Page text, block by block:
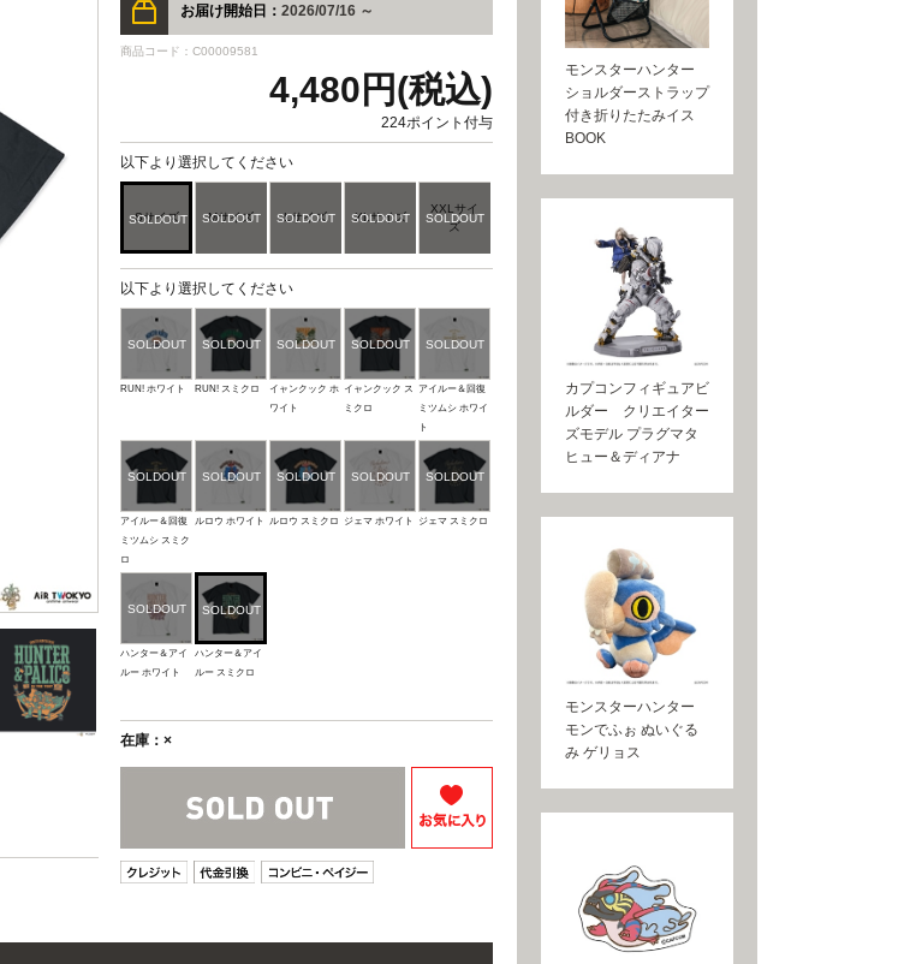
お届け開始日： 2026/07/16 ～
商品コード：C00009581
4,480円(税込)
224ポイント付与
以下より選択してください
Sサイズ Mサイズ Lサイズ XLサイズ
XXLサイ
ズ
以下より選択してください
RUN! ホワイト RUN! スミクロ
イャンクック ホ
ワイト
イャンクック ス
ミクロ
アイルー＆回復
ミツムシ ホワイ
ト
アイルー＆回復
ミツムシ スミク
ロ
ルロウ ホワイト ルロウ スミクロ ジェマ ホワイト ジェマ スミクロ
ハンター＆アイ
ルー ホワイト
ハンター＆アイ
ルー スミクロ
在庫：×
モンスターハンター
ショルダーストラップ
付き折りたたみイス
BOOK
カプコンフィギュアビ
ルダー クリエイター
ズモデル プラグマタ
ヒュー＆ディアナ
モンスターハンター
モンでふぉ ぬいぐる
み ゲリョス